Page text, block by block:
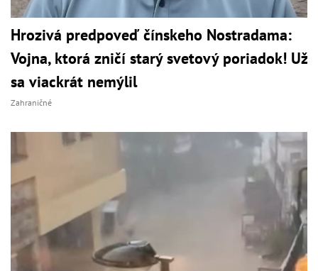
Hrozivá predpoveď čínskeho Nostradama:
Vojna, ktorá zničí starý svetový poriadok! Už
sa viackrát nemýlil
Zahraničné